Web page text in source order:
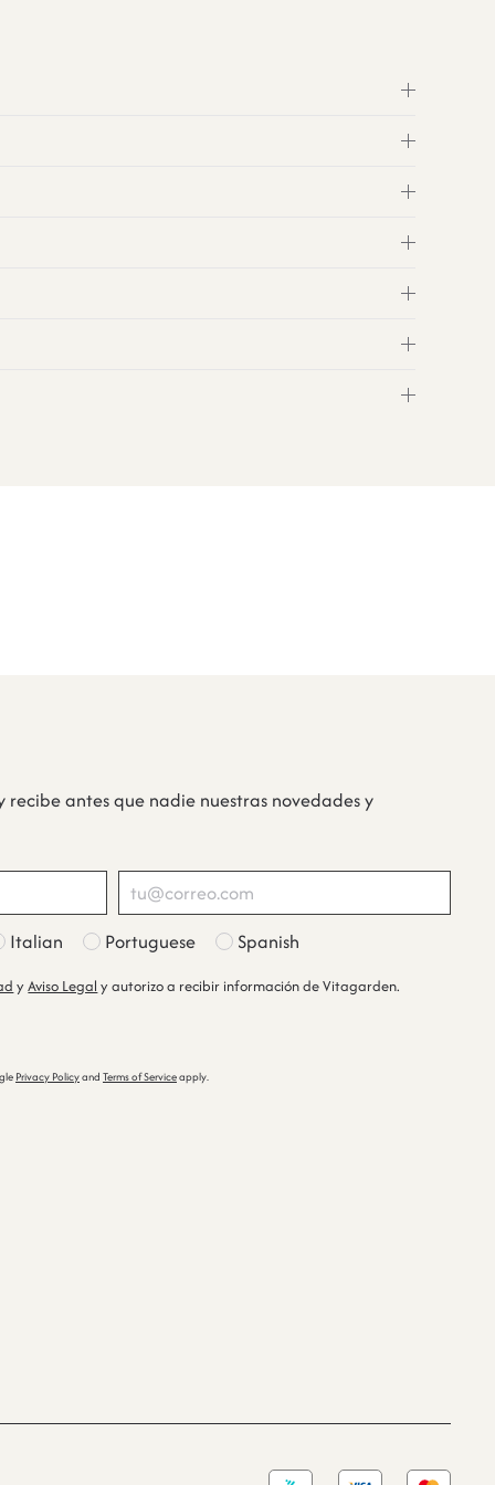
antes que nadie nuestras novedades y
Italian Portuguese Spanish
yAviso Legal y autorizo a recibir información de Vitagarden.
Privacy Policyand Terms of Serviceapply.